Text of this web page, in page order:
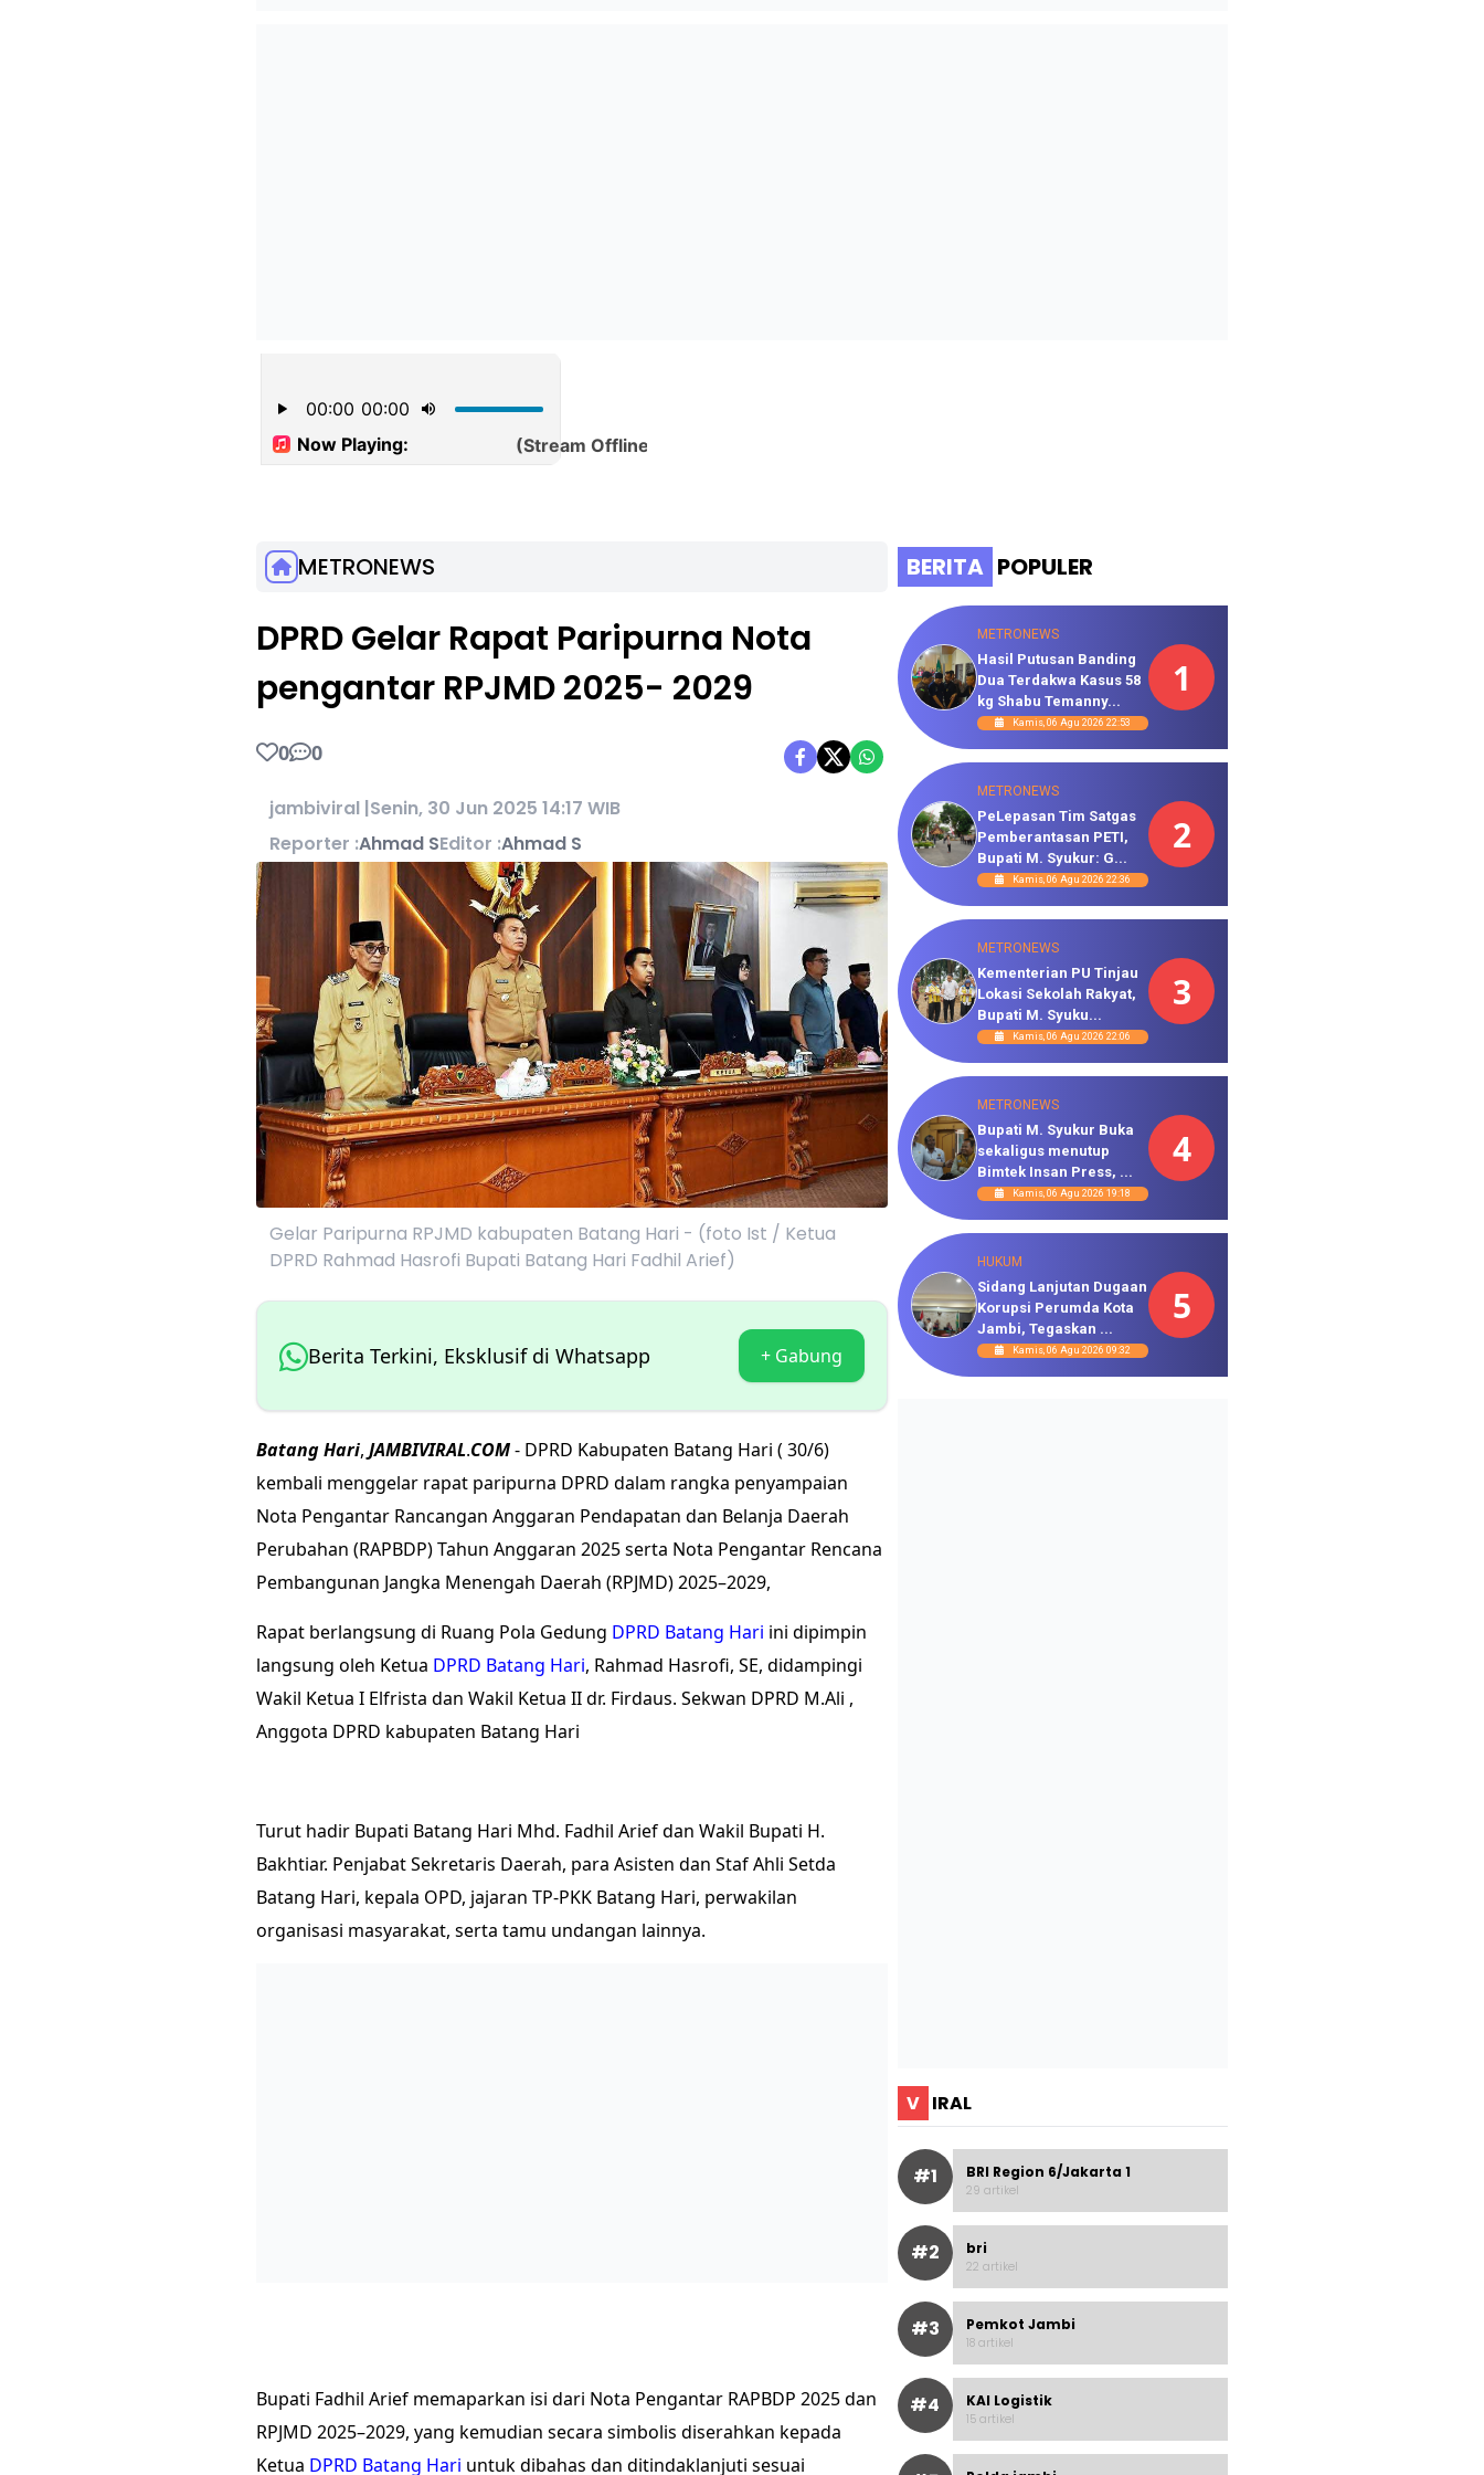
METRONEWS
DPRD Gelar Rapat Paripurna Nota
pengantar RPJMD 2025- 2029
0 0
jambiviral |Senin, 30 Jun 2025 14:17 WIB
Reporter :Ahmad SEditor :Ahmad S
Gelar Paripurna RPJMD kabupaten Batang Hari - (foto Ist / Ketua
DPRD Rahmad Hasrofi Bupati Batang Hari Fadhil Arief)
Berita Terkini, Eksklusif di Whatsapp + Gabung
BatangHari, JAMBIVIRAL.COM- DPRD Kabupaten Batang Hari ( 30/6)
kembali menggelar rapat paripurna DPRD dalam rangka penyampaian
Nota Pengantar Rancangan Anggaran Pendapatan dan Belanja Daerah
Perubahan (RAPBDP) Tahun Anggaran 2025 serta Nota Pengantar Rencana
Pembangunan Jangka Menengah Daerah (RPJMD) 2025–2029,
Rapat berlangsung di Ruang Pola Gedung DPRD Batang Hari ini dipimpin
langsung oleh Ketua DPRD Batang Hari, Rahmad Hasrofi, SE, didampingi
Wakil Ketua I Elfrista dan Wakil Ketua II dr. Firdaus. Sekwan DPRD M.Ali ,
Anggota DPRD kabupaten Batang Hari
Turut hadir Bupati Batang Hari Mhd. Fadhil Arief dan Wakil Bupati H.
Bakhtiar. Penjabat Sekretaris Daerah, para Asisten dan Staf Ahli Setda
Batang Hari, kepala OPD, jajaran TP-PKK Batang Hari, perwakilan
organisasi masyarakat, serta tamu undangan lainnya.
Bupati Fadhil Arief memaparkan isi dari Nota Pengantar RAPBDP 2025 dan
RPJMD 2025–2029, yang kemudian secara simbolis diserahkan kepada
Ketua DPRD Batang Hari untuk dibahas dan ditindaklanjuti sesuai
BERITA POPULER
METRONEWS
Hasil Putusan Banding
Dua Terdakwa Kasus 58
kg Shabu Temanny...
Kamis, 06 Agu 2026 22:53
1
METRONEWS
PeLepasan Tim Satgas
Pemberantasan PETI,
Bupati M. Syukur: G...
Kamis, 06 Agu 2026 22:36
2
METRONEWS
Kementerian PU Tinjau
Lokasi Sekolah Rakyat,
Bupati M. Syuku...
Kamis, 06 Agu 2026 22:06
3
METRONEWS
Bupati M. Syukur Buka
sekaligus menutup
Bimtek Insan Press, ...
Kamis, 06 Agu 2026 19:18
4
HUKUM
Sidang Lanjutan Dugaan
Korupsi Perumda Kota
Jambi, Tegaskan ...
Kamis, 06 Agu 2026 09:32
5
V IRAL
#1 BRI Region 6/Jakarta 1
29 artikel
#2 bri
22 artikel
#3 Pemkot Jambi
18 artikel
#4 KAI Logistik
15 artikel